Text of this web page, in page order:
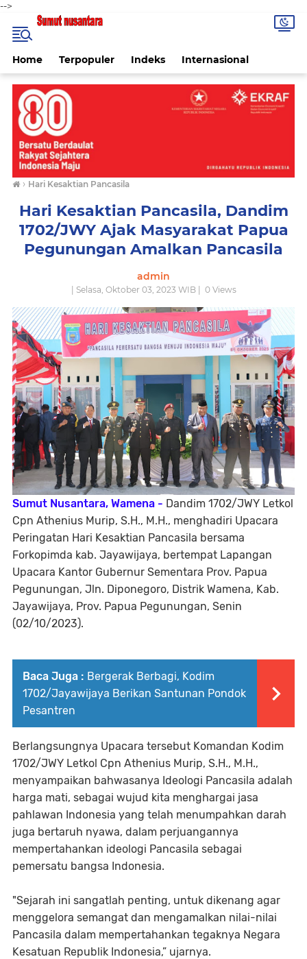
-->
Home Terpopuler Indeks Internasional
› Hari Kesaktian Pancasila
Hari Kesaktian Pancasila, Dandim
1702/JWY Ajak Masyarakat Papua
Pegunungan Amalkan Pancasila
admin
| Selasa, Oktober 03, 2023 WIB | 0Views
Sumut Nusantara, Wamena - Dandim 1702/JWY Letkol
Cpn Athenius Murip, S.H., M.H., menghadiri Upacara
Peringatan Hari Kesaktian Pancasila bersama
Forkopimda kab. Jayawijaya, bertempat Lapangan
Upacara Kantor Gubernur Sementara Prov. Papua
Pegunungan, Jln. Diponegoro, Distrik Wamena, Kab.
Jayawijaya, Prov. Papua Pegunungan, Senin
(02/10/2023).
Baca Juga : Bergerak Berbagi, Kodim
1702/Jayawijaya Berikan Santunan Pondok
Pesantren
Berlangsungnya Upacara tersebut Komandan Kodim
1702/JWY Letkol Cpn Athenius Murip, S.H., M.H.,
menyampaikan bahwasanya Ideologi Pancasila adalah
harga mati, sebagai wujud kita menghargai jasa
pahlawan Indonesia yang telah menumpahkan darah
juga bertaruh nyawa, dalam perjuangannya
mempertahankan ideologi Pancasila sebagai
pemersatu bangsa Indonesia.
"Sejarah ini sangatlah penting, untuk dikenang agar
menggelora semangat dan mengamalkan nilai-nilai
Pancasila dalam mempertahankan tegaknya Negara
Kesatuan Republik Indonesia,” ujarnya.